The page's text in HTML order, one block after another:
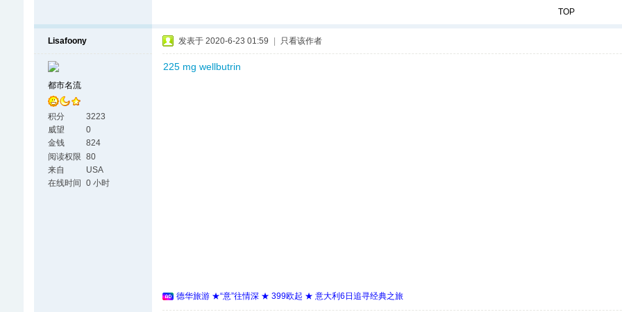
TOP
Lisafoony
都市名流
积分
3223
威望
0
金钱
824
阅读权限 80
来自
USA
在线时间
0 小时
发表于 2020-6-23 01:59 只看该作者
225 mg wellbutrin
德华旅游 ★“意”往情深 ★ 399欧起 ★ 意大利6日追寻经典之旅